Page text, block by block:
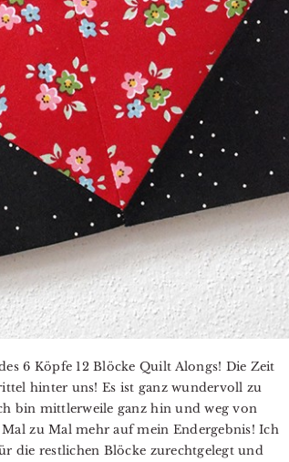
6 Köpfe 12 Blöcke Quilt Alongs! Die Zeit
hinter uns! Es ist ganz wundervoll zu
bin mittlerweile ganz hin und weg von
zu Mal mehr auf mein Endergebnis! Ich
die restlichen Blöcke zurechtgelegt und